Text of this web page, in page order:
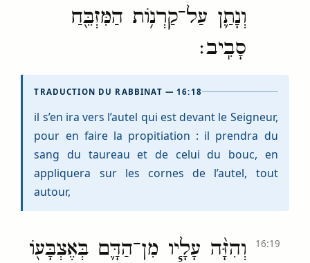
וְנָתַ֛ן עַל־קַרְנ֥וֹת הַמִּזְבֵּ֖חַ
סָבִֽיב׃
TRADUCTION DU RABBINAT — 16:18
il s’en ira vers l’autel qui est devant le Seigneur,
pour en faire la propitiation : il prendra du
sang du taureau et de celui du bouc, en
appliquera sur les cornes de l’autel, tout
autour,
וְהִזָּ֨ה עָלָ֧יו מִן־הַדָּ֛ם בְּאֶצְבָּע֖וֹ
16:19